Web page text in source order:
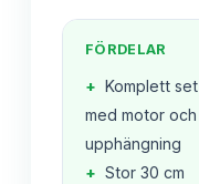
FÖRDELAR
+ Komplett set
med motor och
upphängning
+ Stor 30 cm